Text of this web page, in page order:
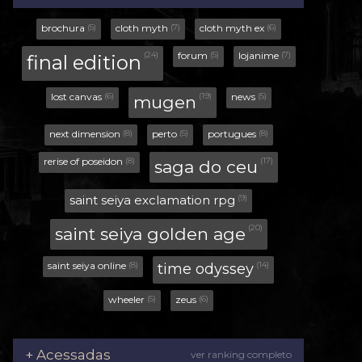
+ Acessadas ver ranking completo